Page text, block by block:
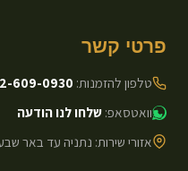
פרטי קשר
טלפון להזמנות: 609-0930
וואטסאפ: שלחו לנו הודעה
אזורי שירות: נתניה עד באר